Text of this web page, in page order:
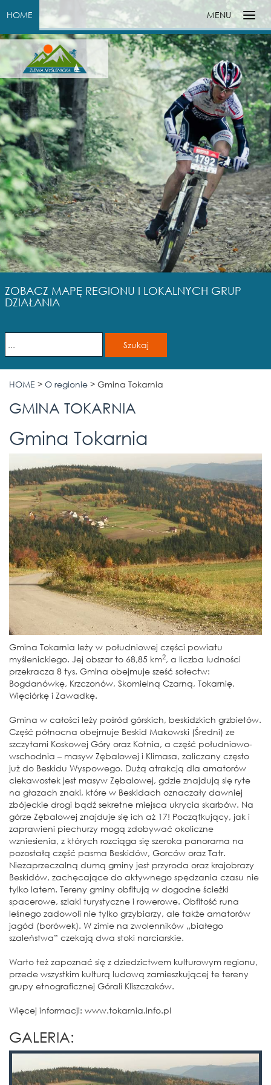
HOME MENU
ZOBACZ MAPĘ REGIONU I LOKALNYCH GRUP
DZIAŁANIA
HOME > O regionie > Gmina Tokarnia
GMINA TOKARNIA
Gmina Tokarnia
Gmina Tokarnia leży w południowej części powiatu
myślenickiego. Jej obszar to 68,85 km2, a liczba ludności
przekracza 8 tys. Gmina obejmuje sześć sołectw:
Bogdanówkę, Krzczonów, Skomielną Czarną, Tokarnię,
Więciórkę i Zawadkę.
Gmina w całości leży pośród górskich, beskidzkich grzbietów.
Część północna obejmuje Beskid Makowski (Średni) ze
szczytami Koskowej Góry oraz Kotnia, a część południowo-
wschodnia – masyw Zębalowej i Klimasa, zaliczany często
już do Beskidu Wyspowego. Dużą atrakcją dla amatorów
ciekawostek jest masyw Zębalowej, gdzie znajdują się ryte
na głazach znaki, które w Beskidach oznaczały dawniej
zbójeckie drogi bądź sekretne miejsca ukrycia skarbów. Na
górze Zębalowej znajduje się ich aż 17! Początkujący, jak i
zaprawieni piechurzy mogą zdobywać okoliczne
wzniesienia, z których rozciąga się szeroka panorama na
pozostałą część pasma Beskidów, Gorców oraz Tatr.
Niezaprzeczalną dumą gminy jest przyroda oraz krajobrazy
Beskidów, zachęcające do aktywnego spędzania czasu nie
tylko latem. Tereny gminy obfitują w dogodne ścieżki
spacerowe, szlaki turystyczne i rowerowe. Obfitość runa
leśnego zadowoli nie tylko grzybiarzy, ale także amatorów
jagód (borówek). W zimie na zwolenników „białego
szaleństwa” czekają dwa stoki narciarskie.
Warto też zapoznać się z dziedzictwem kulturowym regionu,
przede wszystkim kulturą ludową zamieszkującej te tereny
grupy etnograficznej Górali Kliszczaków.
Więcej informacji: www.tokarnia.info.pl
GALERIA: